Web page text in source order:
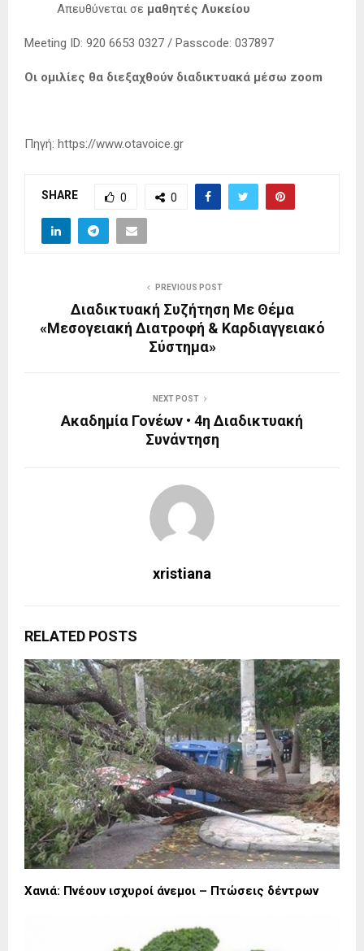
Απευθύνεται σε μαθητές Λυκείου
Meeting ID: 920 6653 0327 / Passcode: 037897
Οι ομιλίες θα διεξαχθούν διαδικτυακά μέσω zoom
Πηγή: https://www.otavoice.gr
SHARE 0 0
PREVIOUS POST
Διαδικτυακή Συζήτηση Με Θέμα
«Μεσογειακή Διατροφή & Καρδιαγγειακό
Σύστημα»
NEXT POST
Ακαδημία Γονέων • 4η Διαδικτυακή
Συνάντηση
xristiana
RELATED POSTS
Χανιά: Πνέουν ισχυροί άνεμοι – Πτώσεις δέντρων